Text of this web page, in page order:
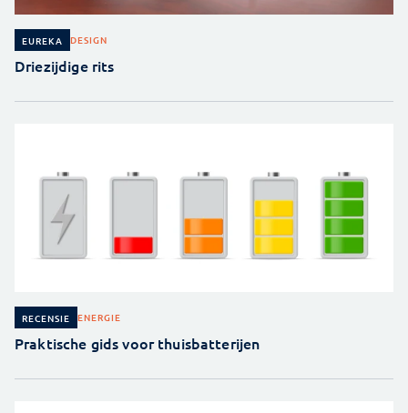
EUREKA DESIGN
Driezijdige rits
RECENSIE ENERGIE
Praktische gids voor thuisbatterijen